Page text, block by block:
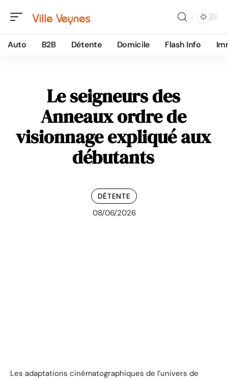
Auto B2B Détente Domicile Flash Info
Le seigneurs des
Anneaux ordre de
visionnage expliqué aux
débutants
DÉTENTE
08/06/2026
Les adaptations cinématographiques de l’univers de